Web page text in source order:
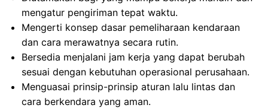
mengatur pengiriman tepat waktu.
Mengerti konsep dasar pemeliharaan kendaraan
dan cara merawatnya secara rutin.
Bersedia menjalani jam kerja yang dapat berubah
sesuai dengan kebutuhan operasional perusahaan.
Menguasai prinsip-prinsip aturan lalu lintas dan
cara berkendara yang aman.